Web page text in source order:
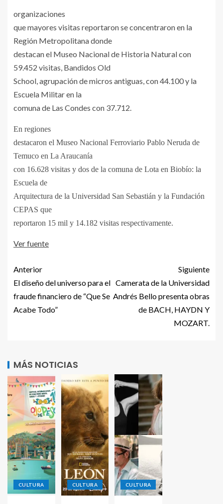
organizaciones
que mayores visitas reportaron se concentraron en la
Región Metropolitana donde
destacan el Museo Nacional de Historia Natural con
59.452 visitas, Bandidos Old
School, agrupación de micros antiguas, con 44.100 y la
Escuela Militar en la
comuna de Las Condes con 37.712.
En regiones
destacaron el Museo Nacional Ferroviario Pablo Neruda de
Temuco en La Araucanía
con 16.628 visitas y dos de la comuna de Lota en Biobío: la
Escuela de
Arquitectura de la Universidad San Sebastián y la Fundación
CEPAS que
reportaron 15 mil y 14.182 visitas respectivamente.
Ver fuente
Anterior
El diseño del universo para el
fraude financiero de “Que Se
Acabe Todo”
Siguiente
Camerata de la Universidad
Andrés Bello presenta obras
de BACH, HAYDN Y
MOZART.
MÁS NOTICIAS
CULTURA CULTURA CULTURA